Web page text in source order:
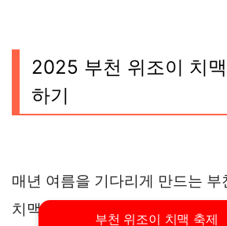
부천 위조이 치맥 축제
2025 부천 위조이 치
하기
매년 여름을 기다리게 만드는 부
치맥축제입니다. 올해도 어김없